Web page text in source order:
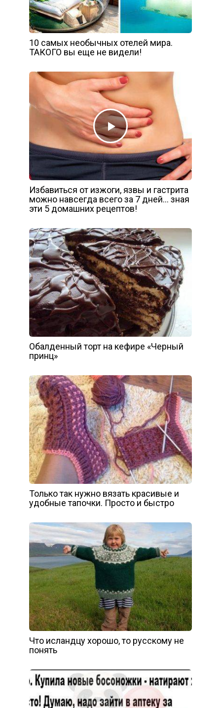
10 самых необычных отелей мира.
ТАКОГО вы еще не видели!
Избавиться от изжоги, язвы и гастрита
можно навсегда всего за 7 дней… зная
эти 5 домашних рецептов!
Обалденный торт на кефире «Черный
принц»
Только так нужно вязать красивые и
удобные тапочки. Просто и быстро
Что исландцу хорошо, то русскому не
понять